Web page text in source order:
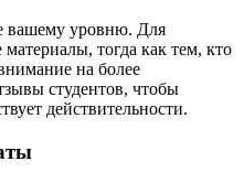
вашему уровню. Для
тогда как тем, кто
на более
студентов, чтобы
действительности.